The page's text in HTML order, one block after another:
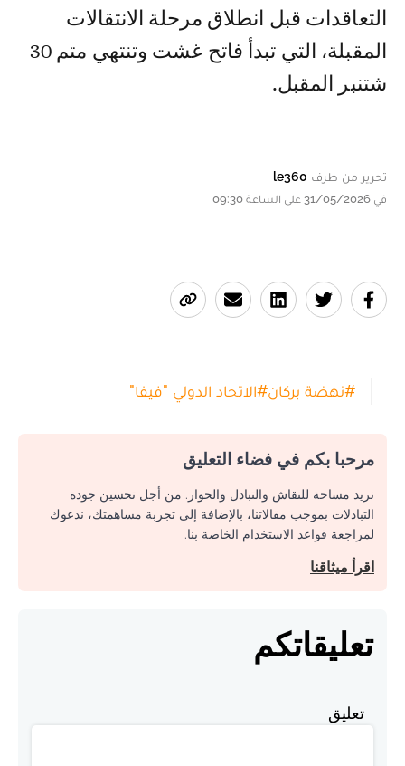
التعاقدات قبل انطلاق مرحلة الانتقالات
المقبلة، التي تبدأ فاتح غشت وتنتهي متم 30
شتنبر المقبل.
تحرير من طرف le360
في 31/05/2026 على الساعة 09:30
#نهضة بركان#الاتحاد الدولي "فيفا"
مرحبا بكم في فضاء التعليق
نريد مساحة للنقاش والتبادل والحوار. من أجل تحسين جودة
التبادلات بموجب مقالاتنا، بالإضافة إلى تجربة مساهمتك، ندعوك
لمراجعة قواعد الاستخدام الخاصة بنا.
اقرأ ميثاقنا
تعليقاتكم
تعليق